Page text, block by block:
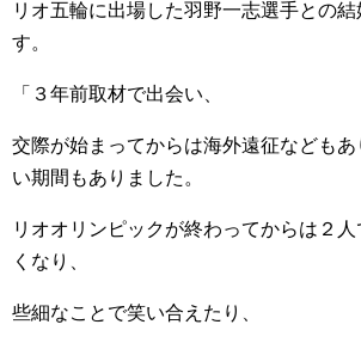
リオ五輪に出場した羽野一志選手との結
す。
「３年前取材で出会い、
交際が始まってからは海外遠征なども
い期間もありました。
リオオリンピックが終わってからは２
くなり、
些細なことで笑い合えたり、